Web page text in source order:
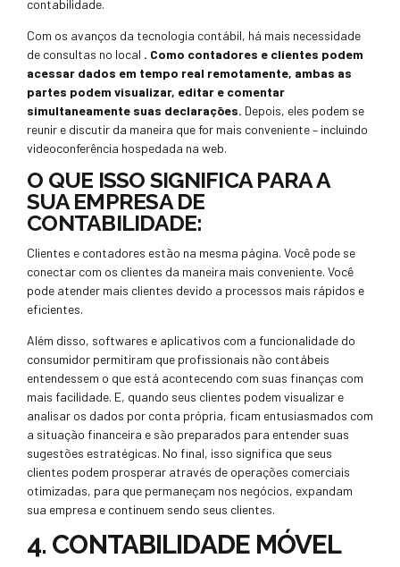
contabilidade.
Com os avanços da tecnologia contábil, há mais necessidade
de consultas no local . Como contadores e clientes podem
acessar dados em tempo real remotamente, ambas as
partes podem visualizar, editar e comentar
simultaneamente suas declarações. Depois, eles podem se
reunir e discutir da maneira que for mais conveniente – incluindo
videoconferência hospedada na web.
O QUE ISSO SIGNIFICA PARA A
SUA EMPRESA DE
CONTABILIDADE:
Clientes e contadores estão na mesma página. Você pode se
conectar com os clientes da maneira mais conveniente. Você
pode atender mais clientes devido a processos mais rápidos e
eficientes.
Além disso, softwares e aplicativos com a funcionalidade do
consumidor permitiram que profissionais não contábeis
entendessem o que está acontecendo com suas finanças com
mais facilidade. E, quando seus clientes podem visualizar e
analisar os dados por conta própria, ficam entusiasmados com
a situação financeira e são preparados para entender suas
sugestões estratégicas. No final, isso significa que seus
clientes podem prosperar através de operações comerciais
otimizadas, para que permaneçam nos negócios, expandam
sua empresa e continuem sendo seus clientes.
4. CONTABILIDADE MÓVEL